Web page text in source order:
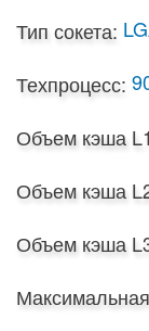
Тип сокета:
Техпроцесс:
Объем кэша
Объем кэша
Объем кэша